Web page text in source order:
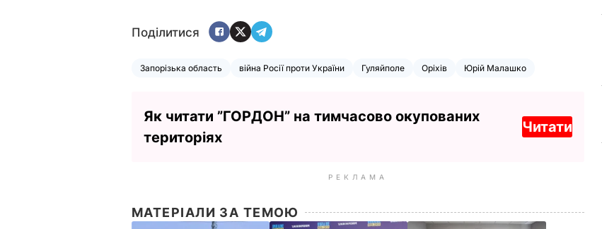
Поділитися
Запорізька область війна Росії проти України Гуляйполе Оріхів Юрій Малашко
Як читати ”ГОРДОН” на тимчасово окупованих
територіях
Читати
РЕКЛАМА
МАТЕРІАЛИ ЗА ТЕМОЮ